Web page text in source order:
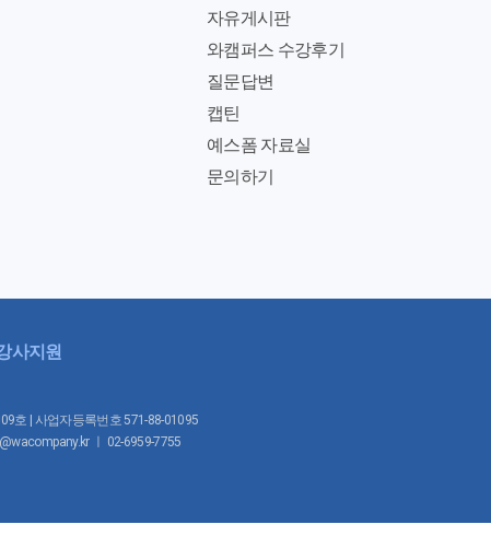
자유게시판
와캠퍼스 수강후기
질문답변
캡틴
예스폼 자료실
문의하기
사지원
호 | 사업자등록번호 571-88-01095
ㅣ 02-6959-7755